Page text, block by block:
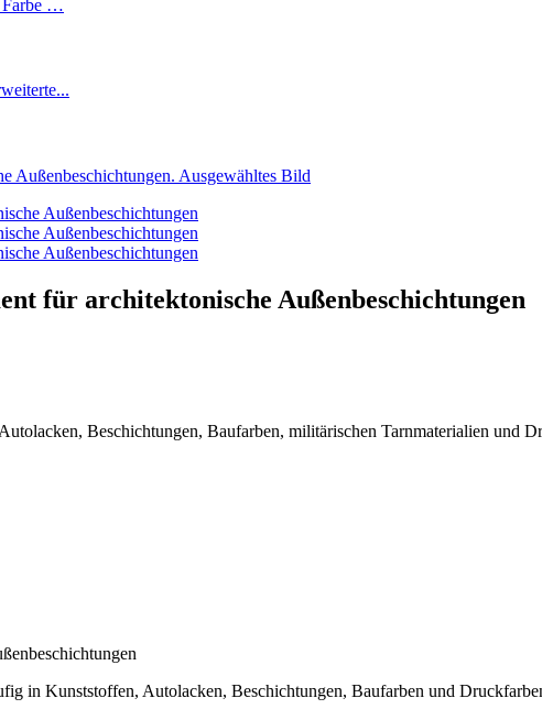
für architektonische Außenbeschichtungen
Beschichtungen, Baufarben, militärischen Tarnmaterialien und
in Kunststoffen, Autolacken, Beschichtungen, Baufarben und